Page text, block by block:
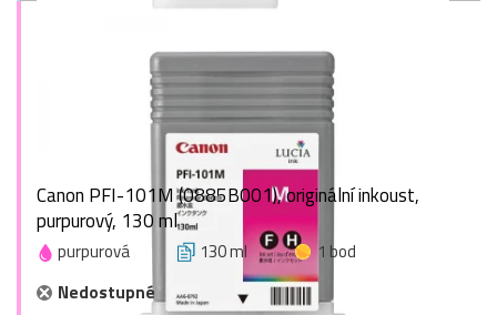
Canon PFI-101M (0885B001), originální inkoust,
purpurový, 130 ml
purpurová 130 ml
1 bod
Nedostupné